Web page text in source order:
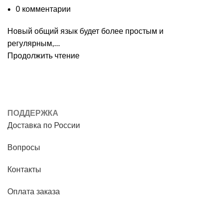
0 комментарии
Новый общий язык будет более простым и
регулярным,...
Продолжить чтение
ПОДДЕРЖКА
Доставка по России
Вопросы
Контакты
Оплата заказа